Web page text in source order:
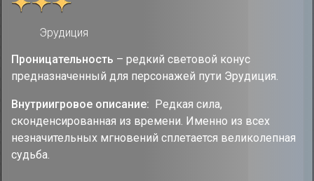
Эрудиция
Проницательность – редкий световой конус
предназначенный для персонажей пути Эрудиция.
Внутриигровое описание: Редкая сила,
сконденсированная из времени. Именно из всех
незначительных мгновений сплетается великолепная
судьба.